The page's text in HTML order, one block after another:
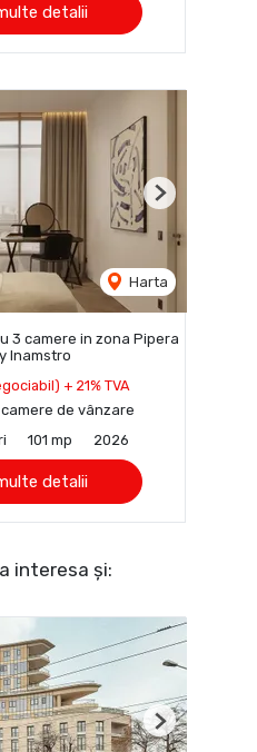
detalii
Harta
Next
3 camere in zona Pipera
Inamstro
+ 21% TVA
de vânzare
101 mp 2026
detalii
interesa și:
Next